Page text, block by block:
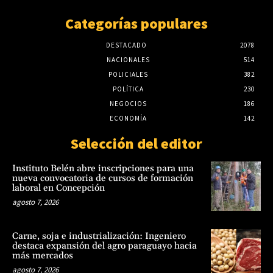
Categorías populares
DESTACADO
2078
NACIONALES
514
POLICIALES
382
POLÍTICA
230
NEGOCIOS
186
ECONOMÍA
142
Selección del editor
Instituto Belén abre inscripciones para una
nueva convocatoria de cursos de formación
laboral en Concepción
agosto 7, 2026
Carne, soja e industrialización: Ingeniero
destaca expansión del agro paraguayo hacia
más mercados
agosto 7, 2026